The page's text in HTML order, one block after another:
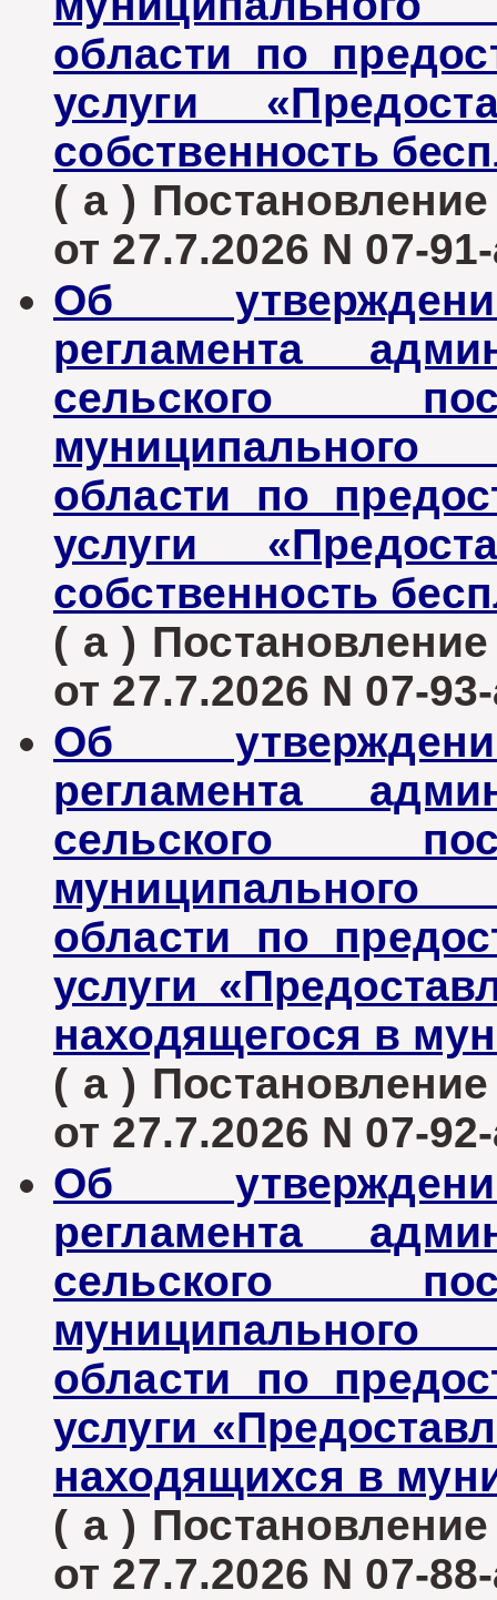
области по
услуги
собственность
( а )
от 27.7.2026 N 07-
Об
регламента
сельского
муниципального
области по
услуги
собственность
( а )
от 27.7.2026 N 07-
Об
регламента
сельского
муниципального
области по
услуги
находящегося в
( а )
от 27.7.2026 N 07-
Об
регламента
сельского
муниципального
области по
услуги
находящихся в
( а )
от 27.7.2026 N 07-